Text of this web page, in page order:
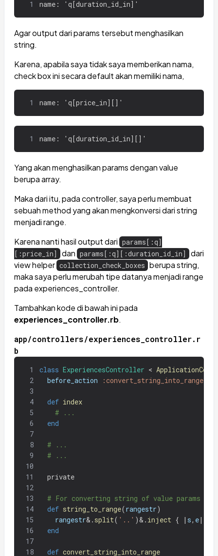
1 name: 'q[duration_id_in]'
Agar output dari params tersebut menghasilkan
string.
Karena, apabila saya tidak saya memberikan nama,
check box ini secara default akan memiliki nama,
1 name: 'q[price_in][]'
1 name: 'q[duration_id_in][]'
Yang akan menghasilkan params dengan value
berupa array.
Maka dari itu, pada controller, saya perlu membuat
sebuah method yang akan mengkonversi dari string
menjadi range.
Karena nanti hasil output dari params[:q]
[:price_in]
dan params[:q][:duration_id_in]
dari
view helper collection_check_boxes berupa string,
maka saya perlu merubah tipe datanya menjadi range
pada experiences_controller.
Tambahkan kode di bawah ini pada
experiences_controller.rb.
app/controllers/experiences_controller.r
b
1 class ExperiencesController <
2
before_action :convert_string_into_range
3
4
def index
5
# ...
6
end
7
8
# ...
9
# ...
10
11
private
12
13
# For converting string of value params
14
def string_to_range(rangestr)
15
rangestr& . split( '..' )& . inject { | s, e|
16
end
17
18
def convert_string_into_range